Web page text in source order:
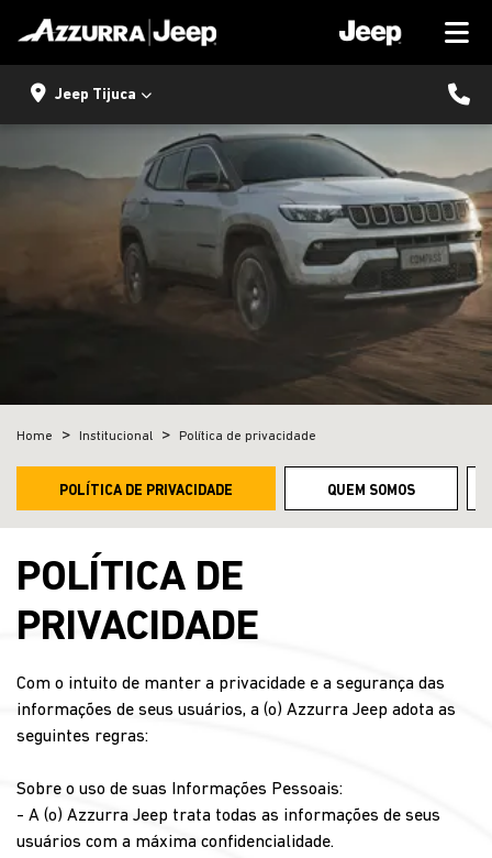
Jeep Tijuca
Home Institucional Política de privacidade
QUEM SOMOS
POLÍTICA DE PRIVACIDADE
POLÍTICA DE
PRIVACIDADE
Com o intuito de manter a privacidade e a segurança das
informações de seus usuários, a (o) Azzurra Jeep adota as
seguintes regras:
Sobre o uso de suas Informações Pessoais:
- A (o) Azzurra Jeep trata todas as informações de seus
usuários com a máxima confidencialidade.